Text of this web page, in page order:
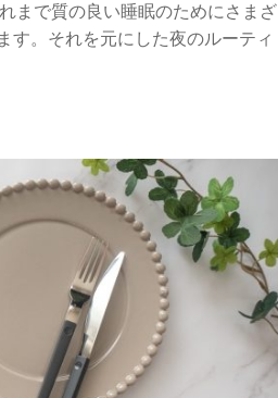
まで質の良い睡眠のためにさまざ
す。それを元にした夜のルーティ